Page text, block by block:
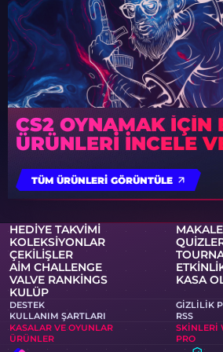
CS2 OYNAMAK IÇIN
ÜRÜNLERI INCELE
TÜM ÜRÜNLERI GÖRÜNTÜLE
HEDIYE TAKVIMI
KOLEKSIYONLAR
ÇEKILIŞLER
AIM CHALLENGE
VALVE RANKINGS
KASA
KULÜP
DESTEK
GIZLILIK
KULLANIM ŞARTLARI
RSS
KASALAR VE OYUNLAR
SKINLERI
ÜRÜNLER
PRO